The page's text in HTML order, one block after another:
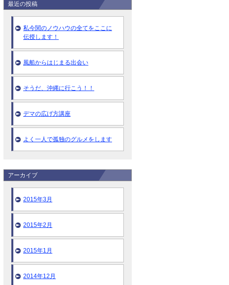
最近の投稿
私今関のノウハウの全てをここに
伝授します！
風船からはじまる出会い
そうだ、沖縄に行こう！！
デマの広げ方講座
よく一人で孤独のグルメをします
アーカイブ
2015年3月
2015年2月
2015年1月
2014年12月